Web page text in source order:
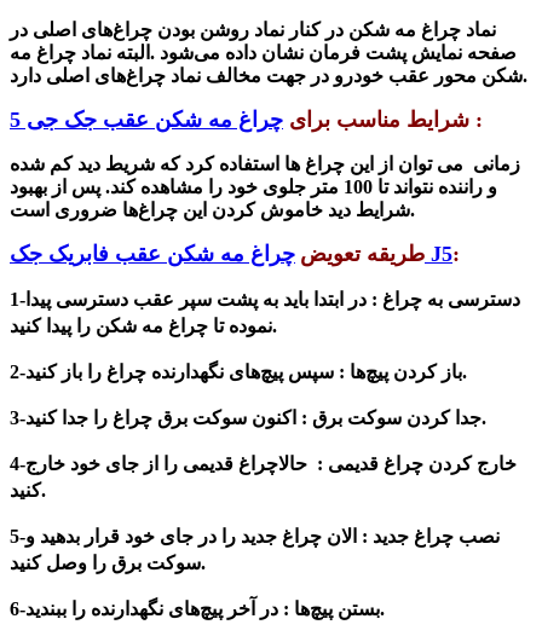
نماد چراغ مه شکن در کنار نماد روشن بودن چراغ‌های اصلی در
صفحه نمایش پشت فرمان نشان داده می‌شود .البته نماد چراغ مه
شکن محور عقب خودرو در جهت مخالف نماد چراغ‌های اصلی دارد.
شرایط مناسب برای چراغ مه شکن عقب جک جی 5 :
زمانی می توان از این چراغ ها استفاده کرد که شریط دید کم شده
و راننده نتواند تا 100 متر جلوی خود را مشاهده کند. پس از بهبود
شرایط دید خاموش کردن این چراغ‌ها ضروری است.
طریقه تعویض چراغ مه شکن عقب فابریک جک J5:
1-دسترسی به چراغ : در
ابتدا باید به پشت سپر عقب دسترسی پیدا
نموده تا چراغ مه شکن را پیدا کنید.
2-باز کردن پیچ‌ها : سپسپیچ‌های نگهدارنده چراغ را باز کنید.
3-جدا کردن سوکت برق : اکنون سوکت برق چراغ را جدا کنید.
4-خارج کردن چراغ قدیمی : حالاچراغ قدیمی را از جای خود خارج
کنید.
5-نصب چراغ جدید : الان چراغ جدید را در جای خود قرار بدهید و
سوکت برق را وصل کنید.
6-بستن پیچ‌ها : در آخرپیچ‌های نگهدارنده را ببندید.